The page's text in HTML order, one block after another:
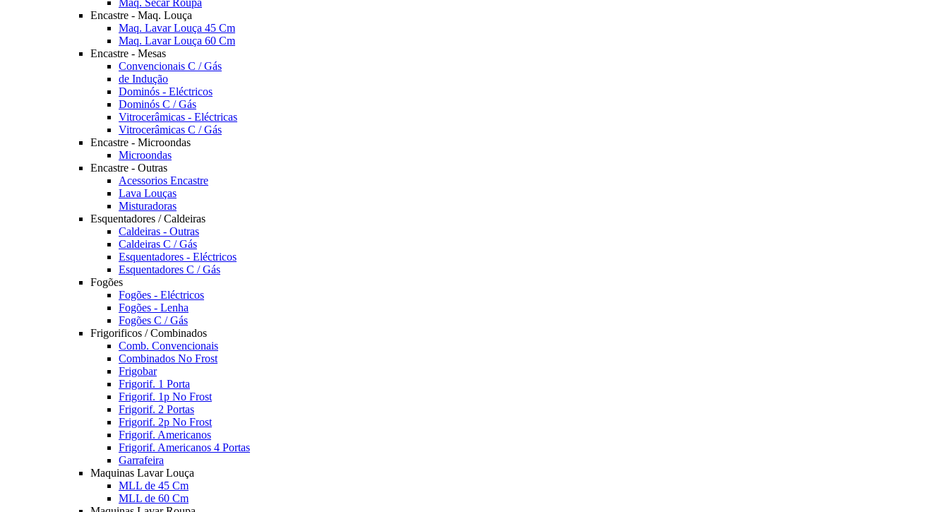
Maq. Secar Roupa
Encastre - Maq. Louça
Maq. Lavar Louça 45 Cm
Maq. Lavar Louça 60 Cm
Encastre - Mesas
Convencionais C / Gás
de Indução
Dominós - Eléctricos
Dominós C / Gás
Vitrocerâmicas - Eléctricas
Vitrocerâmicas C / Gás
Encastre - Microondas
Microondas
Encastre - Outras
Acessorios Encastre
Lava Louças
Misturadoras
Esquentadores / Caldeiras
Caldeiras - Outras
Caldeiras C / Gás
Esquentadores - Eléctricos
Esquentadores C / Gás
Fogões
Fogões - Eléctricos
Fogões - Lenha
Fogões C / Gás
Frigorificos / Combinados
Comb. Convencionais
Combinados No Frost
Frigobar
Frigorif. 1 Porta
Frigorif. 1p No Frost
Frigorif. 2 Portas
Frigorif. 2p No Frost
Frigorif. Americanos
Frigorif. Americanos 4 Portas
Garrafeira
Maquinas Lavar Louça
MLL de 45 Cm
MLL de 60 Cm